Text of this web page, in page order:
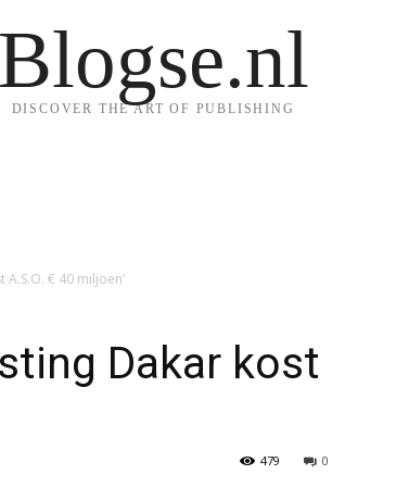
Blogse.nl
DISCOVER THE ART OF PUBLISHING
€ 40 miljoen’
Dakar kost
0
479